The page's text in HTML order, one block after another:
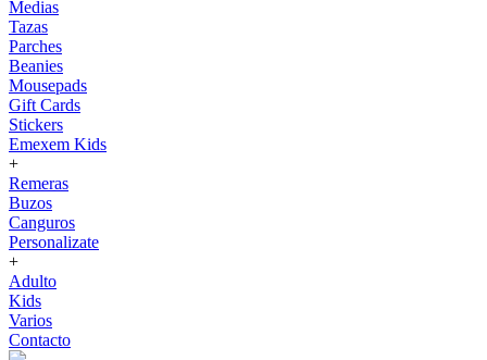
Medias
Tazas
Parches
Beanies
Mousepads
Gift Cards
Stickers
Emexem Kids
+
Remeras
Buzos
Canguros
Personalizate
+
Adulto
Kids
Varios
Contacto